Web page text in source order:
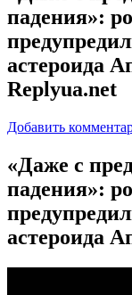
падения»:
астероида
Replyua.net
Добавить
«Дaжe с
падения»:
астероида